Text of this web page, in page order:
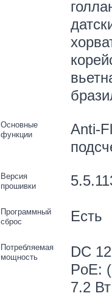
Основные
функции
Anti-
Версия
прошивки
Программный
сброс
Есть
Потребляемая
мощность
DC
PoE:
7.2 Вт